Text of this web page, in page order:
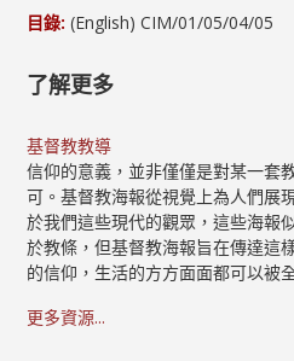
目錄: (English) CIM/01/05/04/05
了解更多
基督教教導
信仰的意義，並非僅僅是對某一套
可。基督教海報從視覺上為人們展
於我們這些現代的觀眾，這些海報
於教條，但基督教海報旨在傳達這
的信仰，生活的方方面面都可以被
更多資源...